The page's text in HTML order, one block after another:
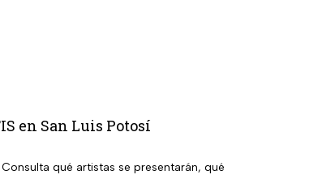
en San Luis Potosí
qué artistas se presentarán, qué